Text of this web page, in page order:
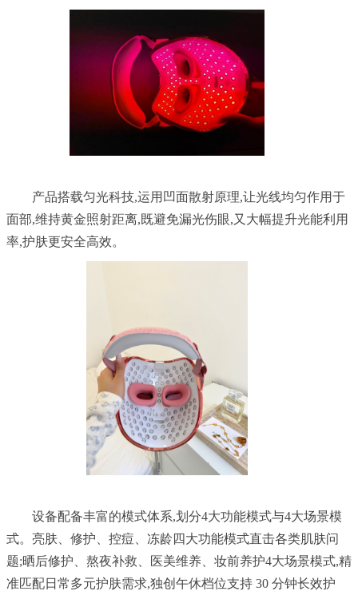
面部,维持黄金照射距离,既避免漏光伤眼,又大幅提升光能利用
式。亮肤、修护、控痘、冻龄四大功能模式直击各类肌肤问
题;晒后修护、熬夜补救、医美维养、妆前养护4大场景模式,精
准匹配日常多元护肤需求,独创午休档位支持 30 分钟长效护